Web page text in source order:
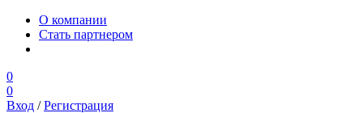
О компании
Стать партнером
0
0
Вход /Регистрация